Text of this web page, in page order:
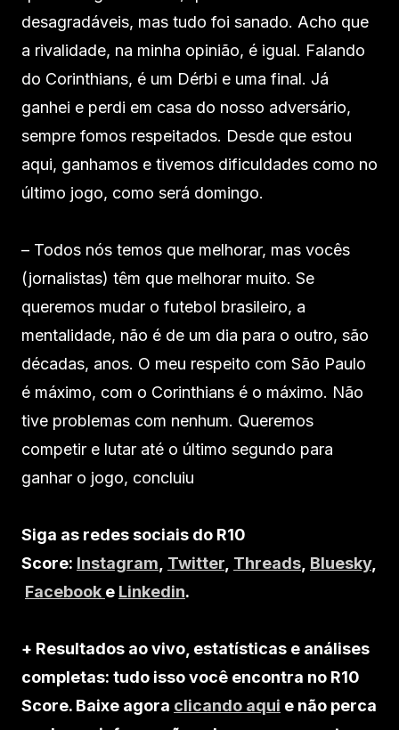
desagradáveis, mas tudo foi sanado. Acho que
a rivalidade, na minha opinião, é igual. Falando
do Corinthians, é um Dérbi e uma final. Já
ganhei e perdi em casa do nosso adversário,
sempre fomos respeitados. Desde que estou
aqui, ganhamos e tivemos dificuldades como no
último jogo, como será domingo.
– Todos nós temos que melhorar, mas vocês
(jornalistas) têm que melhorar muito. Se
queremos mudar o futebol brasileiro, a
mentalidade, não é de um dia para o outro, são
décadas, anos. O meu respeito com São Paulo
é máximo, com o Corinthians é o máximo. Não
tive problemas com nenhum. Queremos
competir e lutar até o último segundo para
ganhar o jogo, concluiu
Siga as redes sociais do R10
Score: Instagram Twitter Threads Bluesky,
Facebook e Linkedin.
+ Resultados ao vivo, estatísticas e análises
completas: tudo isso você encontra no R10
Score. Baixe agora clicando aqui e não perca